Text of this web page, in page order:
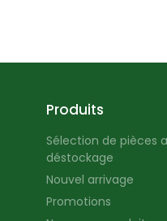
Produits
Sélection de pièces
déstockage
Nouvel arrivage
Promotions